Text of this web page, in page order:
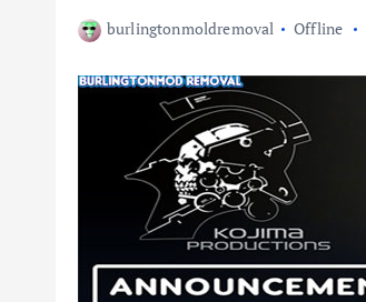
burlingtonmoldremoval Offline